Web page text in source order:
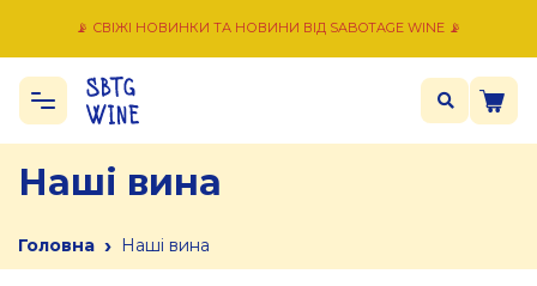
📡 СВІЖІ НОВИНКИ ТА НОВИНИ ВІД SABOTAGE WINE 📡
Наші вина
Головна › Наші вина